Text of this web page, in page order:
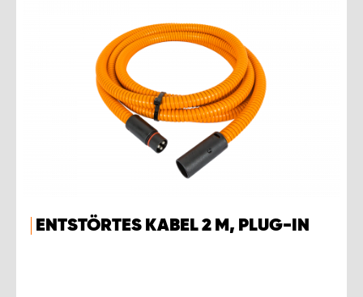
ENTSTÖRTES KABEL 2 M, PLUG-IN